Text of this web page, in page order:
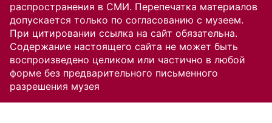
распространения в СМИ. Перепечатка материалов
допускается только по согласованию с музеем.
При цитировании ссылка на сайт обязательна.
Содержание настоящего сайта не может быть
воспроизведено целиком или частично в любой
форме без предварительного письменного
разрешения музея